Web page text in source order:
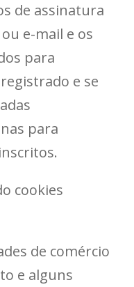
de assinatura
e-mail e os
​​para
e se
para
cookies
de comércio
e alguns